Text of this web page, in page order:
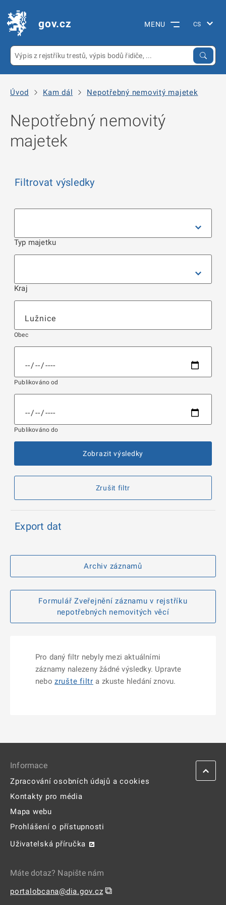
gov.cz MENU
Úvod Kam dál Nepotřebný nemovitý majetek
Nepotřebný nemovitý
majetek
Filtrovat výsledky
Typ majetku
Kraj
Obec
Publikováno od
Publikováno do
Zobrazit výsledky
Zrušit filtr
Export dat
Archiv záznamů
Formulář Zveřejnění záznamu v rejstříku
nepotřebných nemovitých věcí
Pro daný filtr nebyly mezi aktuálními
záznamy nalezeny žádné výsledky. Upravte
nebo zrušte filtr a zkuste hledání znovu.
Informace
Zpracování osobních údajů a cookies
Kontakty pro média
Mapa webu
Prohlášení o přístupnosti
Uživatelská příručka
Máte dotaz? Napište nám
portalobcana@dia.gov.cz ⧉